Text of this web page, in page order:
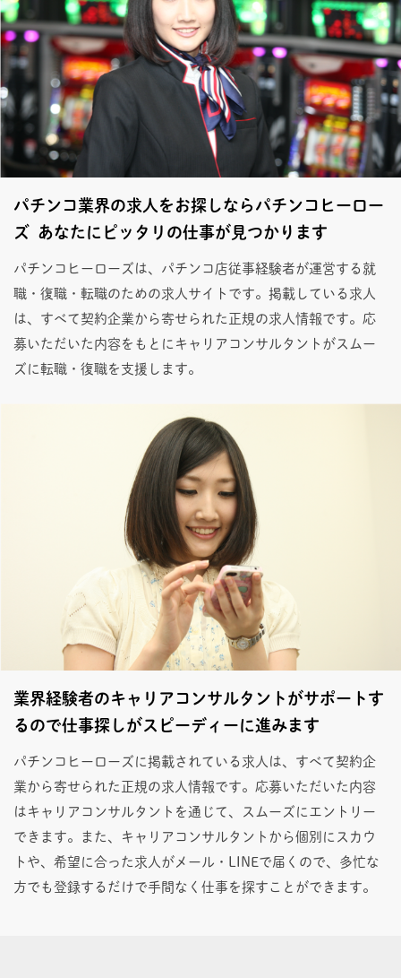
パチンコ業界の求人をお探しならパチンコヒーロー
ズ あなたにピッタリの仕事が見つかります
パチンコヒーローズは、パチンコ店従事経験者が運営する就
職・復職・転職のための求人サイトです。掲載している求人
は、すべて契約企業から寄せられた正規の求人情報です。応
募いただいた内容をもとにキャリアコンサルタントがスムー
ズに転職・復職を支援します。
業界経験者のキャリアコンサルタントがサポートす
るので仕事探しがスピーディーに進みます
パチンコヒーローズに掲載されている求人は、すべて契約企
業から寄せられた正規の求人情報です。応募いただいた内容
はキャリアコンサルタントを通じて、スムーズにエントリー
できます。また、キャリアコンサルタントから個別にスカウ
トや、希望に合った求人がメール・LINEで届くので、多忙な
方でも登録するだけで手間なく仕事を探すことができます。